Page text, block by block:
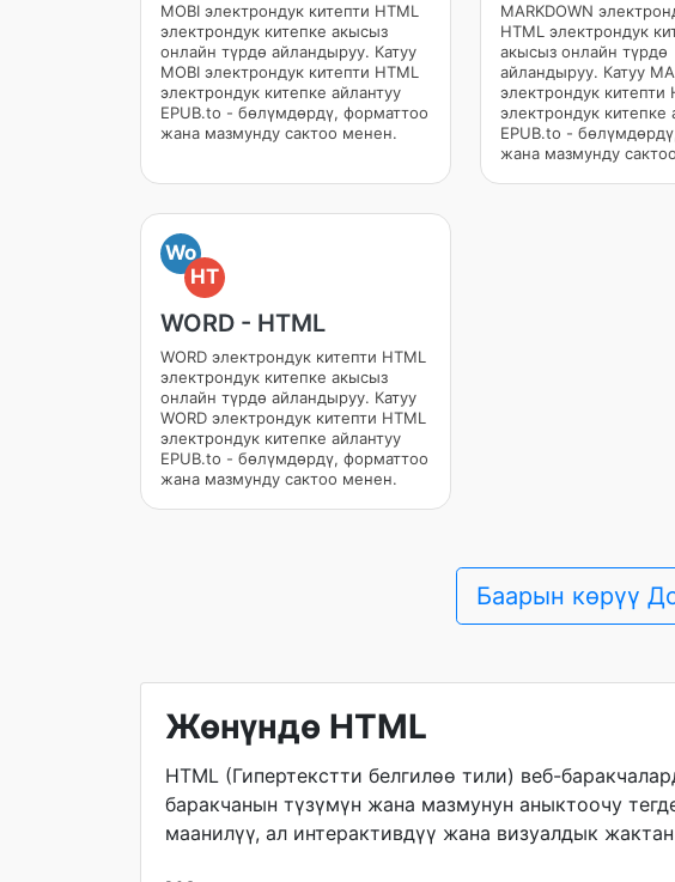
MOBI электрондук китепти HTML
электрондук китепке акысыз
онлайн түрдө айландыруу. Катуу
MOBI электрондук китепти HTML
электрондук китепке айлантуу
EPUB.to - бөлүмдөрдү, форматтоо
жана мазмунду сактоо менен.
MARKDOWN
HTML электрондук
акысыз онлайн түрдө
айландыруу. Катуу
электрондук китепти
электрондук китепке
EPUB.to -
жана мазмунду
Wo
HT
WORD - HTML
WORD электрондук китепти HTML
электрондук китепке акысыз
онлайн түрдө айландыруу. Катуу
WORD электрондук китепти HTML
электрондук китепке айлантуу
EPUB.to - бөлүмдөрдү, форматтоо
жана мазмунду сактоо менен.
Баарын көрүү
Жөнүндө HTML
HTML (Гипертекстти белгилөө тили) веб-
баракчанын түзүмүн жана мазмунун аныктоочу
маанилүү, ал интерактивдүү жана визуалдык